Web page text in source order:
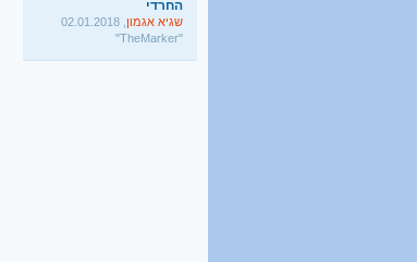
שגיא אגמון
"TheMarker"
היו שלום מרכולים. ברוך